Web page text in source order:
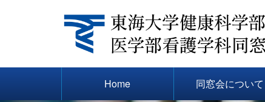
Home 同窓会について